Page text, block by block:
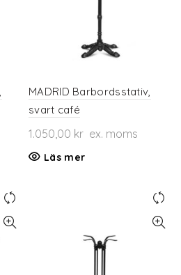
MADRID Barbordsstativ,
svart café
1.050,00 kr ex. moms
Läs mer